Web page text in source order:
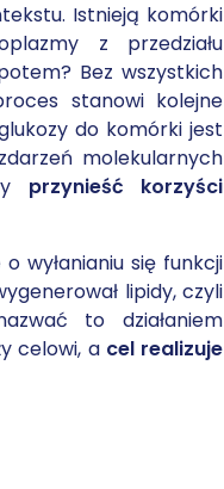
Istnieją komórki
z przedziału
Bez wszystkich
stanowi kolejne
do komórki jest
molekularnych
przynieść korzyści
wyłanianiu się funkcji
lipidy, czyli
to działaniem
celowi, a cel realizuje